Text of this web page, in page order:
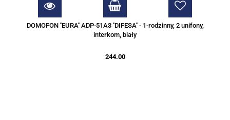
DOMOFON ''EURA'' ADP-51A3 ''DIFESA'' - 1-rodzinny, 2 unifony,
interkom, biały
244.00